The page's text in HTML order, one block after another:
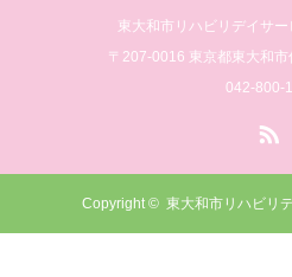
東大和市リハビリデイサー
〒207-0016 東京都東大和市
042-800-
Copyright © 東大和市リハビリ